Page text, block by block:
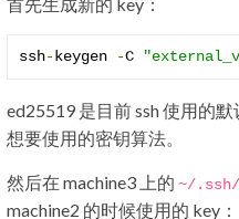
ssh-keygen -C
ed25519 是目前 ssh 使用的
想要使用的密钥算法。
然后在 machine3 上的 ~/.ssh/
machine2 的时候使用的 key：